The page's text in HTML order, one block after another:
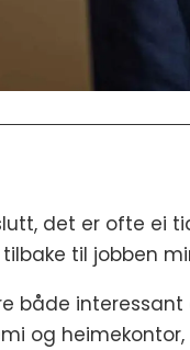
det er ofte ei
til jobben
både
og